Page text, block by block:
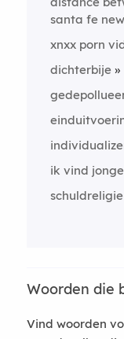
santa fe
xnxx porn
dichterbije
ik vind
schuldreligie
Woorden die
Vind woorden